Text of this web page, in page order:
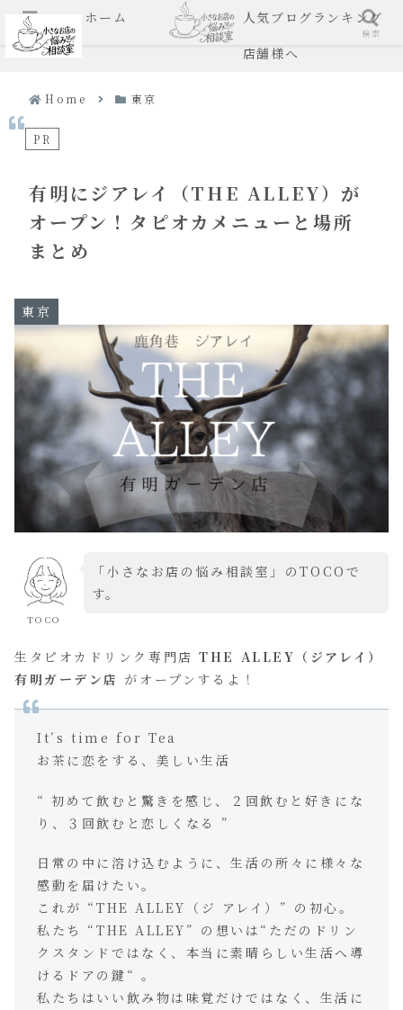
ホーム 人気ブログランキング
店舗様へ
Home 東京
PR
有明にジアレイ（THE ALLEY）が
オープン！タピオカメニューと場所
まとめ
東京
TOCO
「小さなお店の悩み相談室」のTOCOで
す。
生タピオカドリンク専門店THE ALLEY（ジアレイ）
有明ガーデン店 がオープンするよ！
It’s time for Tea
お茶に恋をする、美しい生活
“ 初めて飲むと驚きを感じ、２回飲むと好きにな
り、３回飲むと恋しくなる ”
日常の中に溶け込むように、生活の所々に様々な
感動を届けたい。
これが “THE ALLEY（ジ アレイ）” の初心。
私たち “THE ALLEY” の想いは“ただのドリン
クスタンドではなく、本当に素晴らしい生活へ導
けるドアの鍵“ 。
私たちはいい飲み物は味覚だけではなく、生活に
メニュー 検索